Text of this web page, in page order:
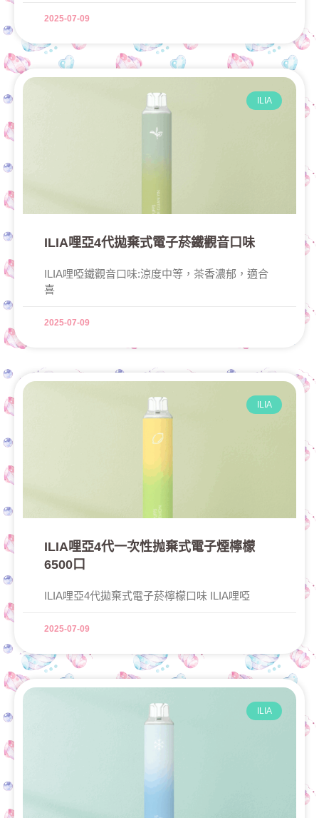
2025-07-09
ILIA
ILIA哩亞4代拋棄式電子菸鐵觀音口味
ILIA哩啞鐵觀音口味:涼度中等，茶香濃郁，適合
喜
2025-07-09
ILIA
ILIA哩亞4代一次性抛棄式電子煙檸檬
6500口
ILIA哩亞4代拋棄式電子菸檸檬口味 ILIA哩啞
2025-07-09
ILIA